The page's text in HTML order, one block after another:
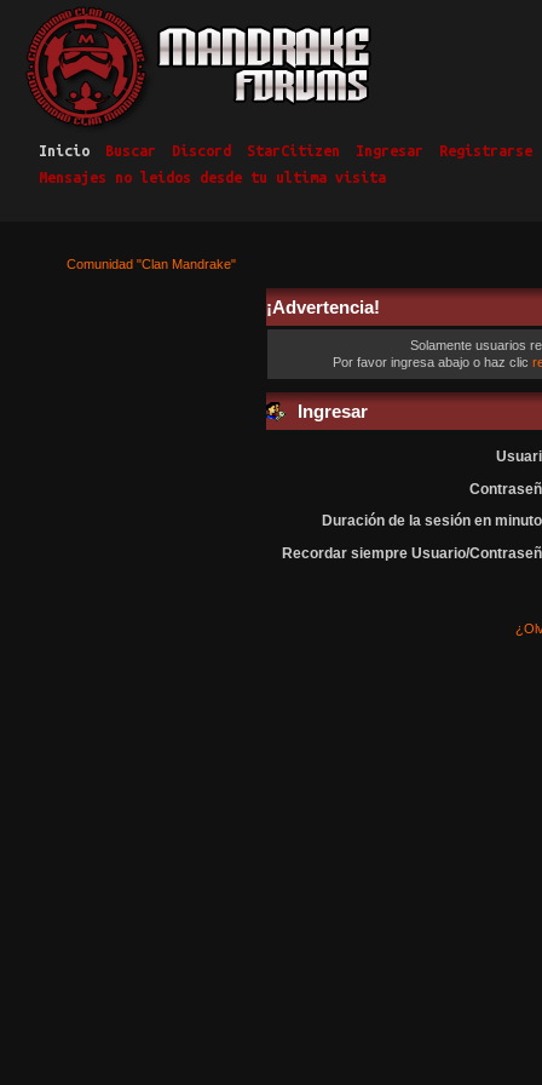
Inicio Buscar Discord StarCitizen Ingresar
Registrarse
Mensajes no leidos desde tu ultima visita
Comunidad "Clan Mandrake"
¡Advertencia!
Solamente usuarios
Por favor ingresa abajo o haz clic
Ingresar
Duración de la sesión en
Recordar siempre Usuario/